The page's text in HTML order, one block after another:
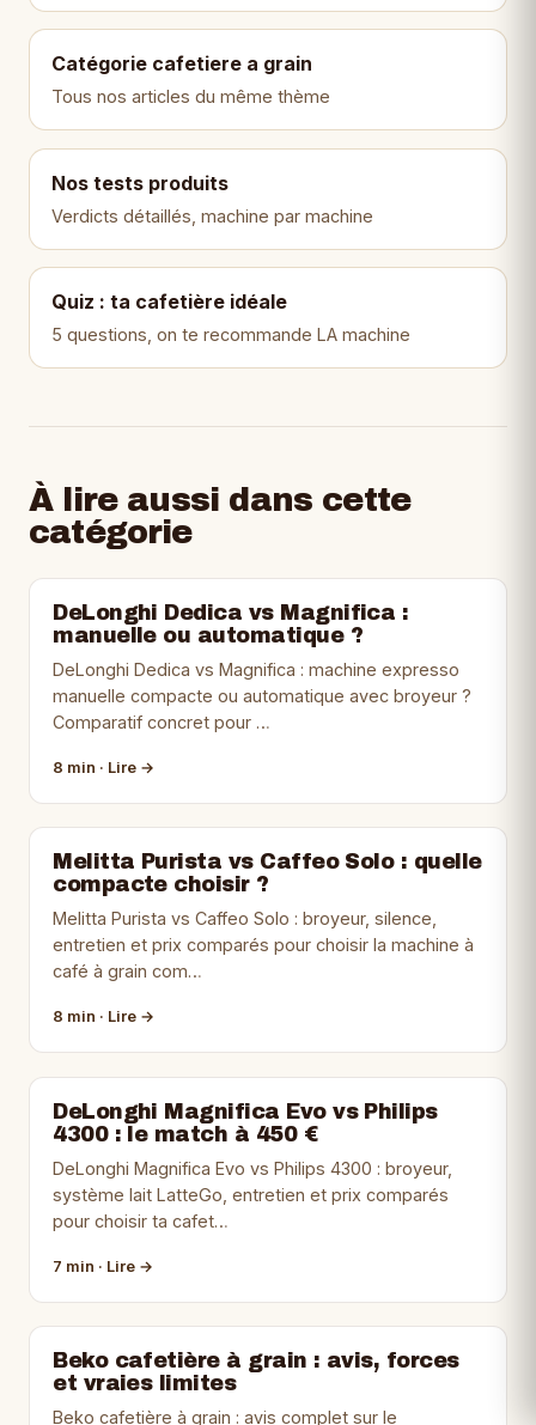
Catégorie cafetiere a grain
Tous nos articles du même thème
Nos tests produits
Verdicts détaillés, machine par machine
Quiz : ta cafetière idéale
5 questions, on te recommande LA machine
À lire aussi dans cette
catégorie
DeLonghi Dedica vs Magnifica :
manuelle ou automatique ?
DeLonghi Dedica vs Magnifica : machine expresso
manuelle compacte ou automatique avec broyeur ?
Comparatif concret pour …
8 min · Lire →
Melitta Purista vs Caffeo Solo : quelle
compacte choisir ?
Melitta Purista vs Caffeo Solo : broyeur, silence,
entretien et prix comparés pour choisir la machine à
café à grain com…
8 min · Lire →
DeLonghi Magnifica Evo vs Philips
4300 : le match à 450 €
DeLonghi Magnifica Evo vs Philips 4300 : broyeur,
système lait LatteGo, entretien et prix comparés
pour choisir ta cafet…
7 min · Lire →
Beko cafetière à grain : avis, forces
et vraies limites
Beko cafetière à grain : avis complet sur le